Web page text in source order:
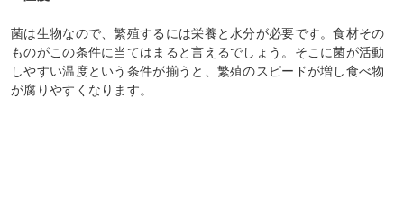
菌は生物なので、繁殖するには栄養と水分が必要です。食材その
ものがこの条件に当てはまると言えるでしょう。そこに菌が活動
しやすい温度という条件が揃うと、繁殖のスピードが増し食べ物
が腐りやすくなります。